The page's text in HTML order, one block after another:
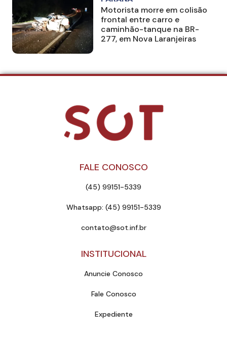
Motorista morre em colisão
frontal entre carro e
caminhão-tanque na BR-
277, em Nova Laranjeiras
FALE CONOSCO
(45) 99151-5339
Whatsapp: (45) 99151-5339
contato@sot.inf.br
INSTITUCIONAL
Anuncie Conosco
Fale Conosco
Expediente